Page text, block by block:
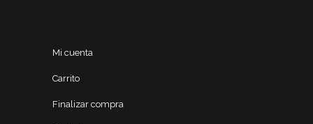
Mi cuenta
Carrito
Finalizar compra